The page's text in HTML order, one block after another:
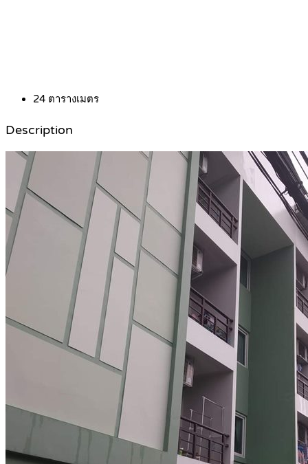
24 ตารางเมตร
Description